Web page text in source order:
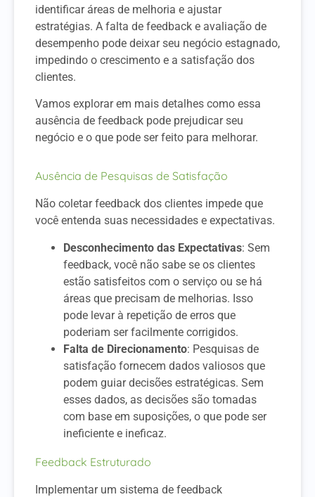
identificar áreas de melhoria e ajustar
estratégias. A falta de feedback e avaliação de
desempenho pode deixar seu negócio estagnado,
impedindo o crescimento e a satisfação dos
clientes.
Vamos explorar em mais detalhes como essa
ausência de feedback pode prejudicar seu
negócio e o que pode ser feito para melhorar.
Ausência de Pesquisas de Satisfação
Não coletar feedback dos clientes impede que
você entenda suas necessidades e expectativas.
Desconhecimento das Expectativas: Sem
feedback, você não sabe se os clientes
estão satisfeitos com o serviço ou se há
áreas que precisam de melhorias. Isso
pode levar à repetição de erros que
poderiam ser facilmente corrigidos.
Falta de Direcionamento: Pesquisas de
satisfação fornecem dados valiosos que
podem guiar decisões estratégicas. Sem
esses dados, as decisões são tomadas
com base em suposições, o que pode ser
ineficiente e ineficaz.
Feedback Estruturado
Implementar um sistema de feedback